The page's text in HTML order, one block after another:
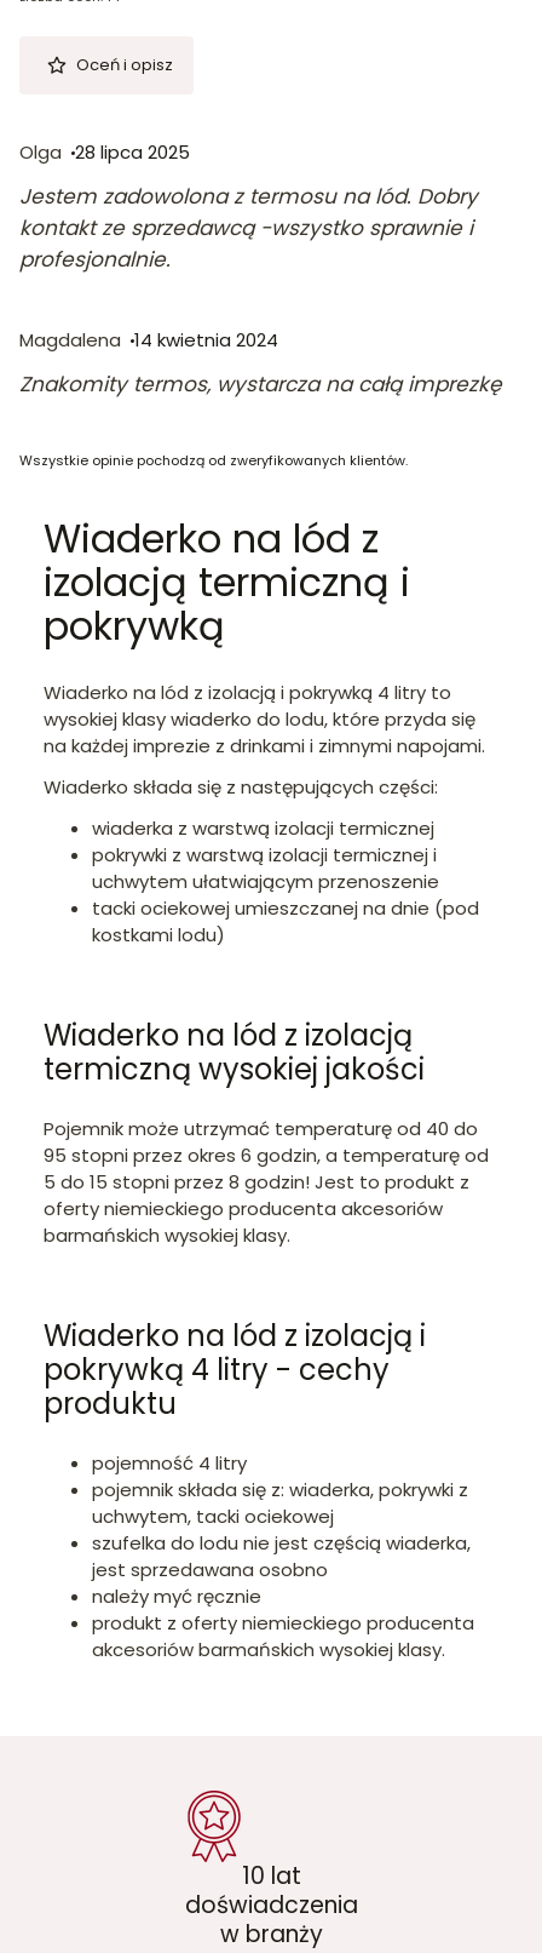
Oceń i opisz
Olga 28 lipca 2025
Jestem zadowolona z termosu na lód. Dobry
kontakt ze sprzedawcą -wszystko sprawnie i
profesjonalnie.
Magdalena 14 kwietnia 2024
Znakomity termos, wystarcza na całą imprezkę
Wszystkie opinie pochodzą od zweryfikowanych klientów.
Wiaderko na lód z
izolacją termiczną i
pokrywką
Wiaderko na lód z izolacją i pokrywką 4 litry to
wysokiej klasy wiaderko do lodu, które przyda się
na każdej imprezie z drinkami i zimnymi napojami.
Wiaderko składa się z następujących części:
wiaderka z warstwą izolacji termicznej
pokrywki z warstwą izolacji termicznej i
uchwytem ułatwiającym przenoszenie
tacki ociekowej umieszczanej na dnie (pod
kostkami lodu)
Wiaderko na lód z izolacją
termiczną wysokiej jakości
Pojemnik może utrzymać temperaturę od 40 do
95 stopni przez okres 6 godzin, a temperaturę od
5 do 15 stopni przez 8 godzin! Jest to produkt z
oferty niemieckiego producenta akcesoriów
barmańskich wysokiej klasy.
Wiaderko na lód z izolacją i
pokrywką 4 litry - cechy
produktu
pojemność 4 litry
pojemnik składa się z: wiaderka, pokrywki z
uchwytem, tacki ociekowej
szufelka do lodu nie jest częścią wiaderka,
jest sprzedawana osobno
należy myć ręcznie
produkt z oferty niemieckiego producenta
akcesoriów barmańskich wysokiej klasy.
10 lat
doświadczenia
w branży